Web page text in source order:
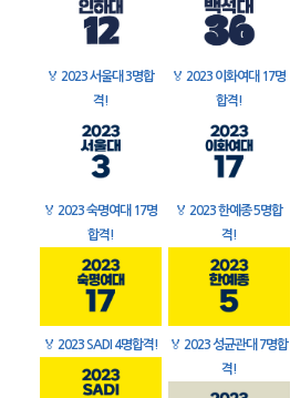
🏅 2023 서울대 3명합
격!
🏅 2023 이화여대 17명
합격!
🏅 2023 숙명여대 17명
합격!
🏅 2023 한예종 5명합
격!
🏅 2023 SADI 4명합격! 🏅 2023 성균관대 7명합
격!